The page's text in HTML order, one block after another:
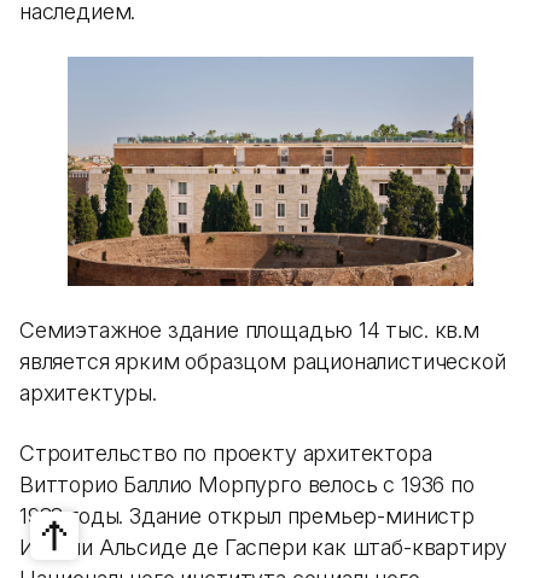
наследием.
Семиэтажное здание площадью 14 тыс. кв.м
является ярким образцом рационалистической
архитектуры.
Строительство по проекту архитектора
Витторио Баллио Морпурго велось с 1936 по
1938 годы. Здание открыл премьер-министр
Италии Альсиде де Гаспери как штаб-квартиру